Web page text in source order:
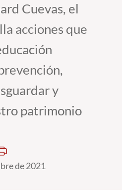
Cuevas, el
acciones que
y
patrimonio
de 2021